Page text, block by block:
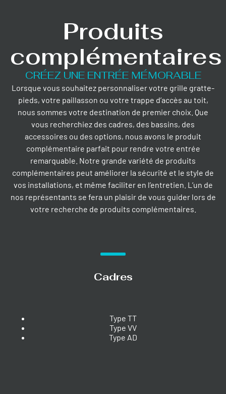
Produits
complémentaires
CRÉEZ UNE ENTRÉE MÉMORABLE
Lorsque vous souhaitez personnaliser votre grille gratte-
pieds, votre paillasson ou votre trappe d’accès au toit,
nous sommes votre destination de premier choix. Que
vous recherchiez des cadres, des bassins, des
accessoires ou des options, nous avons le produit
complémentaire parfait pour rendre votre entrée
remarquable. Notre grande variété de produits
complémentaires peut améliorer la sécurité et le style de
vos installations, et même faciliter en l’entretien. L’un de
nos représentants se fera un plaisir de vous guider lors de
votre recherche de produits complémentaires.
Cadres
Type TT
Type VV
Type AD